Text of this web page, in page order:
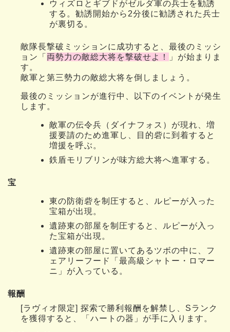
ウィズロとギブドがゼルダ軍の兵士を勧誘
する。勧誘開始から2分後に勧誘された兵士
が裏切る。
敵隊長撃破ミッションに成功すると、最後のミッシ
ョン「 両勢力の敵総大将を撃破せよ！
」が始まりま
す。
敵軍と第三勢力の敵総大将を倒しましょう。
最後のミッションが進行中、以下のイベントが発生
します。
敵軍の伝令兵（ダイナフォス）が現れ、増
援要請のため進軍し、目的砦に到着すると
増援を呼ぶ。
鉄盾モリブリンが味方総大将へ進軍する。
宝
東の防衛砦を制圧すると、ルピーが入った
宝箱が出現。
遺跡東の部屋を制圧すると、ルピーが入っ
た宝箱が出現。
遺跡東の部屋に置いてあるツボの中に、フ
ェアリーフード「最高級シャトー・ロマー
ニ」が入っている。
報酬
[ラヴィオ限定] 探索で勝利報酬を解禁し、Sランク
を獲得すると、「ハートの器」が手に入ります。